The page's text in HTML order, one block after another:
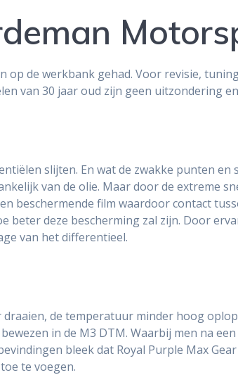
de werkbank gehad. Voor revisie,
van 30 jaar oud zijn geen uitzondering
slijten. En wat de zwakke punten
van de olie. Maar door de extreme
beschermende film waardoor contact
beter deze bescherming zal zijn. Door
van het differentieel.
de temperatuur minder hoog
in de M3 DTM. Waarbij men na
bleek dat Royal Purple Max
te voegen.